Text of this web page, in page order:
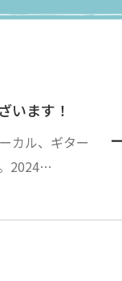
います！
カル、ギター
2024…